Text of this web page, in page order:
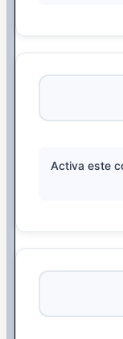
Activa este